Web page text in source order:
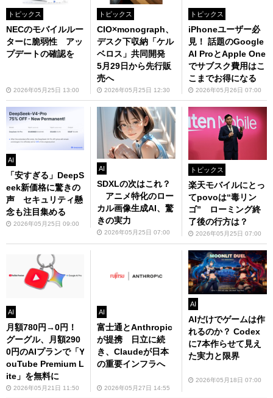
トピックス
NECのモバイルルー
ターに脆弱性 アッ
プデートの確認を
2026年05月25日 13:00
トピックス
CIO×monograph、
デスク下収納「ケル
ベロス」共同開発
5月29日から先行販
売へ
2026年05月25日 12:30
トピックス
iPhoneユーザー必
見！ 話題のGoogle
AI ProとApple One
でサブスク費用はこ
こまでお得になる
2026年05月26日 07:00
AI
「安すぎる」DeepS
eek新価格に驚きの
声 セキュリティ懸
念も注目集める
2026年05月25日 09:00
AI
SDXLの次はこれ？
アニメ特化のロー
カル画像生成AI、驚
きの実力
2026年05月25日 07:00
トピックス
楽天モバイルにとっ
てpovoは“毒リン
ゴ” ローミング終
了後の行方は？
2026年05月25日 07:00
AI
月額780円→0円！
グーグル、月額290
0円のAIプランで「Y
ouTube Premium L
ite」を無料に
2026年05月21日 11:50
AI
富士通とAnthropic
が提携 日立に続
き、Claudeが日本
の重要インフラへ
2026年05月27日 14:55
AI
AIだけでゲームは作
れるのか？ Codex
に7本作らせて見え
た実力と限界
2026年05月18日 07:00